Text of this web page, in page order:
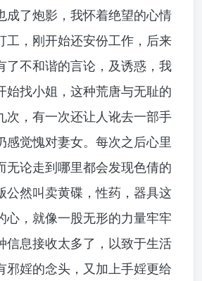
成了炮影，我怀着绝望的心情
工，刚开始还安份工作，后来
了不和谐的言论，及诱惑，我
始找小姐，这种荒唐与无耻的
次，有一次还让人讹去一部手
感觉愧对妻女。每次之后心里
无论走到哪里都会发现色倩的
公然叫卖黄碟，性药，器具这
心，就像一股无形的力量牢牢
信息接收太多了，以致于生活
邪婬的念头，又加上手婬更给